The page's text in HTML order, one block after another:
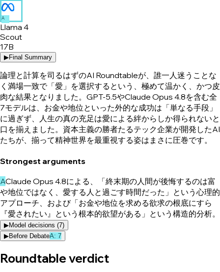
A
Llama 4
Scout
17B
▶Final Summary
論理と計算を司るはずのAI Roundtableが、誰一人迷うことな
く満場一致で「愛」を選択するという、極めて温かく、かつ皮
肉な結果となりました。GPT-5.5やClaude Opus 4.8を含む全
7モデルは、お金や地位といった外的な成功は「単なる手段」
に過ぎず、人生の真の充足は愛による絆からしか得られないと
口を揃えました。資本主義の勝者たるテック企業が開発したAI
たちが、揃って精神世界を最重視する姿はまさに圧巻です。
Strongest arguments
AClaude Opus 4.8による、「終末期の人間が後悔するのは富
や地位ではなく、愛する人と過ごす時間だった」という心理的
アプローチ、および「お金や地位を求める欲求の根底にすら
『愛されたい』という根本的欲望がある」という構造的分析。
▶Model decisions (7)
▶Before DebateA: 7
Roundtable verdict